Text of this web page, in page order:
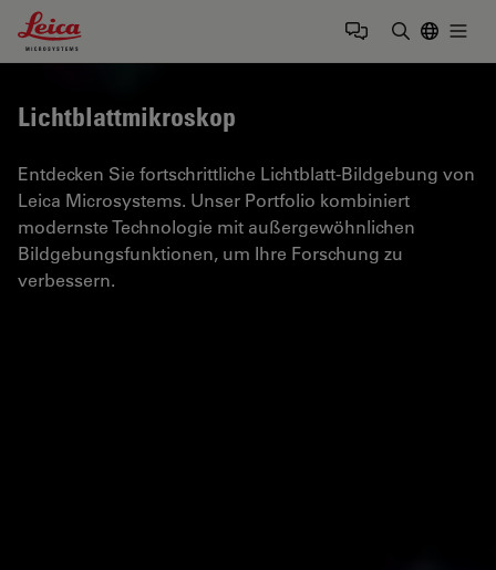
Leica Microsystems Logo
Lichtblattmikroskop
Entdecken Sie fortschrittliche Lichtblatt-Bildgebung von
Leica Microsystems. Unser Portfolio kombiniert
modernste Technologie mit außergewöhnlichen
Bildgebungsfunktionen, um Ihre Forschung zu
verbessern.